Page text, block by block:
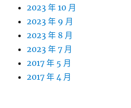
2023 年 10 月
2023 年 9 月
2023 年 8 月
2023 年 7 月
2017 年 5 月
2017 年 4 月